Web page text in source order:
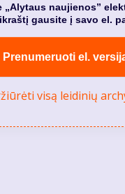
„Alytaus naujienos”
gausite į savo el.
Prenumeruoti el.
visą leidinių